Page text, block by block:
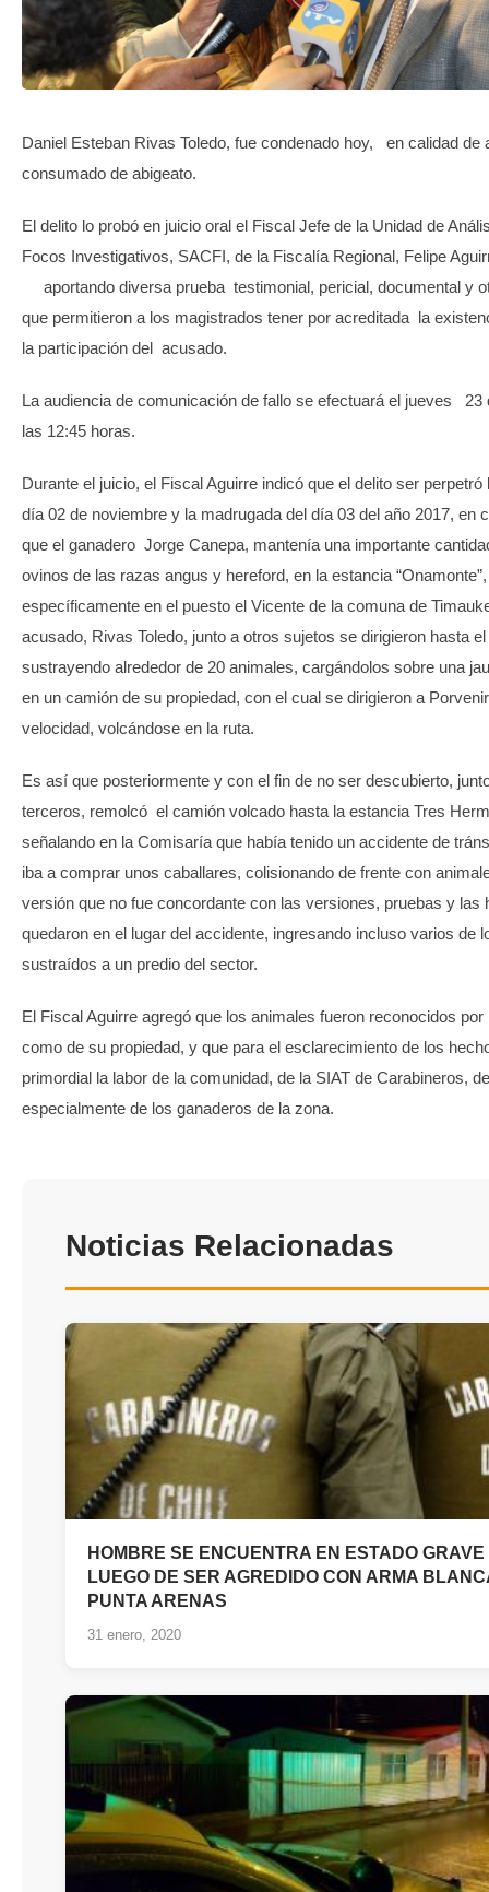
Daniel Esteban Rivas Toledo, fue condenado hoy, en calidad de
consumado de abigeato.
El delito lo probó en juicio oral el Fiscal Jefe de la Unidad de
Focos Investigativos, SACFI, de la Fiscalía Regional, Felipe
aportando diversa prueba testimonial, pericial, documental y
que permitieron a los magistrados tener por acreditada la
la participación del acusado.
La audiencia de comunicación de fallo se efectuará el jueves 23
las 12:45 horas.
Durante el juicio, el Fiscal Aguirre indicó que el delito ser perpetró
día 02 de noviembre y la madrugada del día 03 del año 2017, en
que el ganadero Jorge Canepa, mantenía una importante
ovinos de las razas angus y hereford, en la estancia “Onamonte”,
específicamente en el puesto el Vicente de la comuna de
acusado, Rivas Toledo, junto a otros sujetos se dirigieron hasta el
sustrayendo alrededor de 20 animales, cargándolos sobre una
en un camión de su propiedad, con el cual se dirigieron a
velocidad, volcándose en la ruta.
Es así que posteriormente y con el fin de no ser descubierto,
terceros, remolcó el camión volcado hasta la estancia Tres
señalando en la Comisaría que había tenido un accidente de
iba a comprar unos caballares, colisionando de frente con
versión que no fue concordante con las versiones, pruebas y las
quedaron en el lugar del accidente, ingresando incluso varios de
sustraídos a un predio del sector.
El Fiscal Aguirre agregó que los animales fueron reconocidos
como de su propiedad, y que para el esclarecimiento de los
primordial la labor de la comunidad, de la SIAT de Carabineros,
especialmente de los ganaderos de la zona.
Noticias Relacionadas
HOMBRE SE ENCUENTRA EN ESTADO GRAVE
LUEGO DE SER AGREDIDO CON ARMA
PUNTA ARENAS
31 enero, 2020